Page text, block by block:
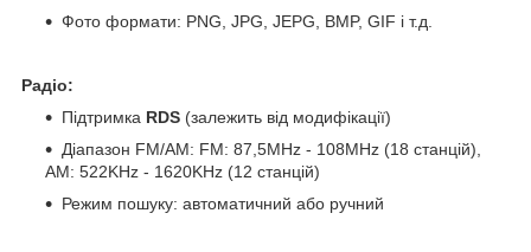
Фото формати: PNG, JPG, JEPG, BMP, GIF і т.д.
Радіо:
Підтримка RDS (залежить від модифікації)
Діапазон FM/AM: FM: 87,5MHz - 108MHz (18 станцій),
АМ: 522KHz - 1620KHz (12 станцій)
Режим пошуку: автоматичний або ручний